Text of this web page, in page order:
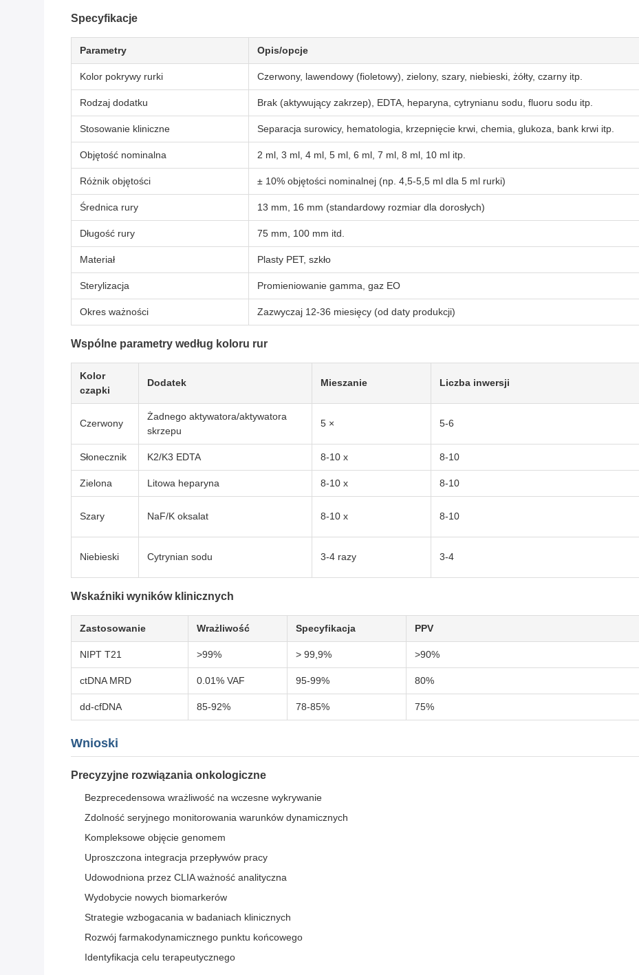
Specyfikacje
Parametry Opis/opcje
Kolor pokrywy rurki Czerwony, lawendowy (fioletowy), zielony, szary, niebieski, żółty, czarny itp.
Rodzaj dodatku Brak (aktywujący zakrzep), EDTA, heparyna, cytrynianu sodu, fluoru sodu itp.
Stosowanie kliniczne Separacja surowicy, hematologia, krzepnięcie krwi, chemia, glukoza, bank krwi itp.
Objętość nominalna 2 ml, 3 ml, 4 ml, 5 ml, 6 ml, 7 ml, 8 ml, 10 ml itp.
Różnik objętości ± 10% objętości nominalnej (np. 4,5-5,5 ml dla 5 ml rurki)
Średnica rury 13 mm, 16 mm (standardowy rozmiar dla dorosłych)
Długość rury 75 mm, 100 mm itd.
Materiał Plasty PET, szkło
Sterylizacja Promieniowanie gamma, gaz EO
Okres ważności Zazwyczaj 12-36 miesięcy (od daty produkcji)
Wspólne parametry według koloru rur
Kolor
czapki
Dodatek Mieszanie Liczba inwersji
Czerwony
Żadnego aktywatora/aktywatora
skrzepu
5 × 5-6
Słonecznik K2/K3 EDTA 8-10 x 8-10
Zielona Litowa heparyna 8-10 x 8-10
Szary NaF/K oksalat 8-10 x 8-10
Niebieski Cytrynian sodu 3-4 razy 3-4
Wskaźniki wyników klinicznych
Zastosowanie Wrażliwość Specyfikacja PPV
NIPT T21 >99% > 99,9% >90%
ctDNA MRD 0.01% VAF 95-99% 80%
dd-cfDNA 85-92% 78-85% 75%
Wnioski
Precyzyjne rozwiązania onkologiczne
Bezprecedensowa wrażliwość na wczesne wykrywanie
Zdolność seryjnego monitorowania warunków dynamicznych
Kompleksowe objęcie genomem
Uproszczona integracja przepływów pracy
Udowodniona przez CLIA ważność analityczna
Wydobycie nowych biomarkerów
Strategie wzbogacania w badaniach klinicznych
Rozwój farmakodynamicznego punktu końcowego
Identyfikacja celu terapeutycznego